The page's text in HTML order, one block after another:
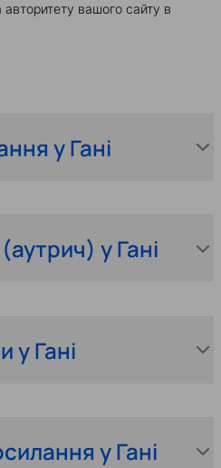
авторитету вашого сайту в
у Гані
у Гані
у Гані
у Гані